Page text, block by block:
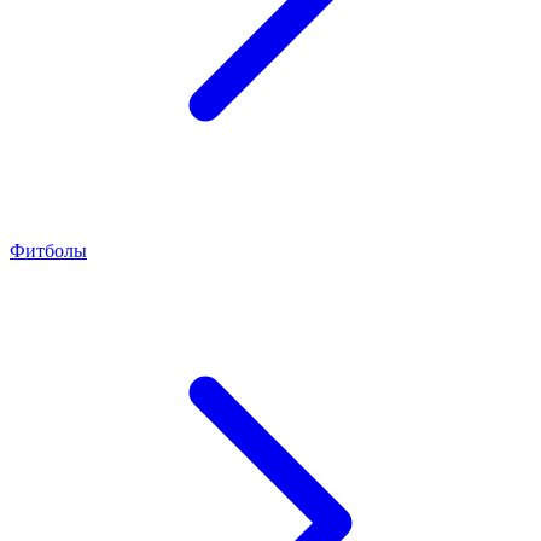
Фитболы